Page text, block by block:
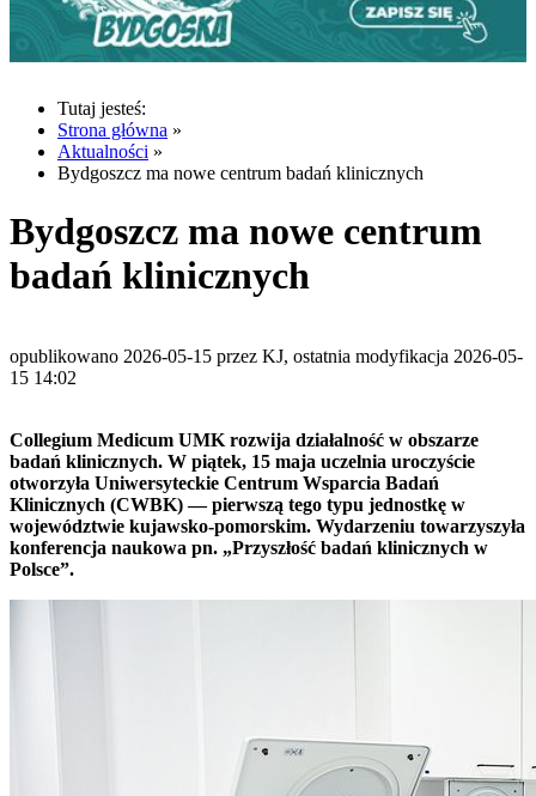
Tutaj jesteś:
Strona główna »
Aktualności »
Bydgoszcz ma nowe centrum badań klinicznych
Bydgoszcz ma nowe centrum
badań klinicznych
opublikowano 2026-05-15 przez KJ, ostatnia modyfikacja 2026-05-
15 14:02
Collegium Medicum UMK rozwija działalność w obszarze
badań klinicznych. W piątek, 15 maja uczelnia uroczyście
otworzyła Uniwersyteckie Centrum Wsparcia Badań
Klinicznych (CWBK) — pierwszą tego typu jednostkę w
województwie kujawsko-pomorskim. Wydarzeniu towarzyszyła
konferencja naukowa pn. „Przyszłość badań klinicznych w
Polsce”.